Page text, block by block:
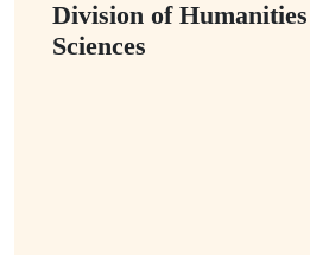
Division of
Sciences